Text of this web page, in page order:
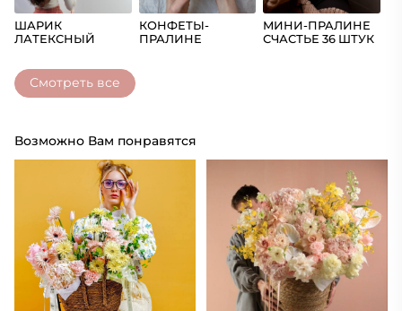
ШАРИК
ЛАТЕКСНЫЙ
КОНФЕТЫ-
ПРАЛИНЕ
МИНИ-ПРАЛИНЕ
СЧАСТЬЕ 36 ШТУК
Смотреть все
Возможно Вам понравятся